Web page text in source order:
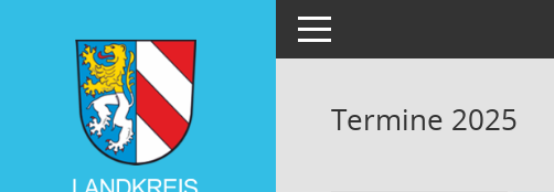
Toggle navigation
Termine 2025